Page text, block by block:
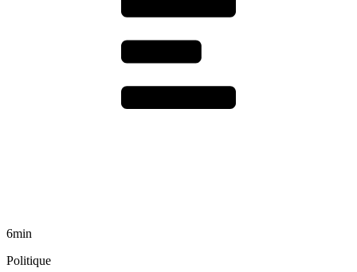
6min
Politique